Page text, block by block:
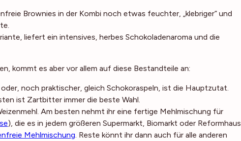
Brownies in der Kombi noch etwas feuchter, „klebriger“ und
liefert ein intensives, herbes Schokoladenaroma und die
kommt es aber vor allem auf diese Bestandteile an:
noch praktischer, gleich Schokoraspeln, ist die Hauptzutat.
ist Zartbitter immer die beste Wahl.
Am besten nehmt ihr eine fertige Mehlmischung für
), die es in jedem größeren Supermarkt, Biomarkt oder Reformhaus
Mehlmischung. Reste könnt ihr dann auch für alle anderen